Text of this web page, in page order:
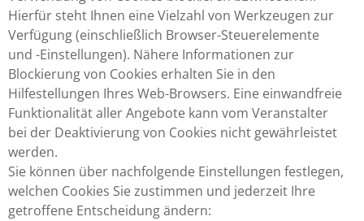
Hierfür steht Ihnen eine Vielzahl von Werkzeugen zur
Verfügung (einschließlich Browser-Steuerelemente
und -Einstellungen). Nähere Informationen zur
Blockierung von Cookies erhalten Sie in den
Hilfestellungen Ihres Web-Browsers. Eine einwandfreie
Funktionalität aller Angebote kann vom Veranstalter
bei der Deaktivierung von Cookies nicht gewährleistet
werden.
Sie können über nachfolgende Einstellungen festlegen,
welchen Cookies Sie zustimmen und jederzeit Ihre
getroffene Entscheidung ändern: